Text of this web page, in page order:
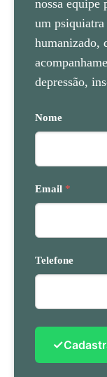
nossa equipe
um
humanizado,
depressão,
Nome
Email *
Telefone
✓